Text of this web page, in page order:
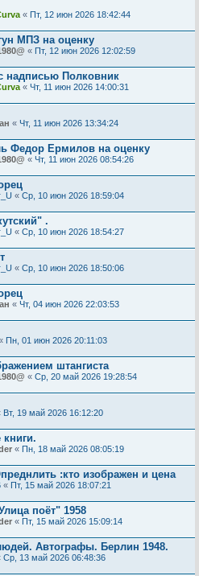
« Пт, 12 июн 2026 18:42:44
МПЗ на оценку
« Пт, 12 июн 2026 12:02:59
надписью Полковник
« Чт, 11 июн 2026 14:00:31
« Чт, 11 июн 2026 13:34:24
Федор Ермилов на оценку
« Чт, 11 июн 2026 08:54:26
« Ср, 10 июн 2026 18:59:04
.
« Ср, 10 июн 2026 18:54:27
« Ср, 10 июн 2026 18:50:06
« Чт, 04 июн 2026 22:03:53
Пн, 01 июн 2026 20:11:03
штангиста
« Ср, 20 май 2026 19:28:54
Вт, 19 май 2026 16:12:20
книги.
« Пн, 18 май 2026 08:05:19
:кто изображен и цена
« Пт, 15 май 2026 18:07:21
поёт" 1958
« Пт, 15 май 2026 15:09:14
Автографы. Берлин 1948.
Ср, 13 май 2026 06:48:36